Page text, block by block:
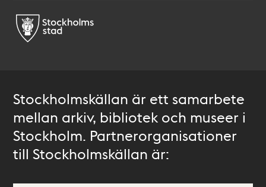
Stockholmskällan är ett samarbete
mellan arkiv, bibliotek och museer i
Stockholm. Partnerorganisationer
till Stockholmskällan är: